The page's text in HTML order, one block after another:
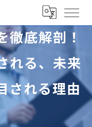
徹底解剖！
れる、未来
される理由